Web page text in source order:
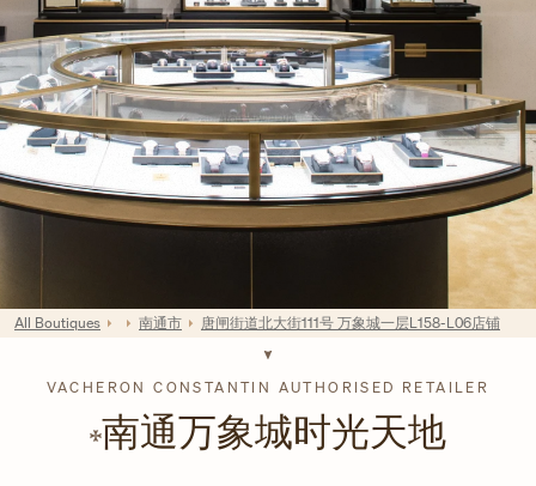
VACHERON CONSTANTIN AUTHORISED RETAILER
南通万象城时光天地
All Boutiques 南通市 唐闸街道北大街111号 万象城一层L158-L06店铺